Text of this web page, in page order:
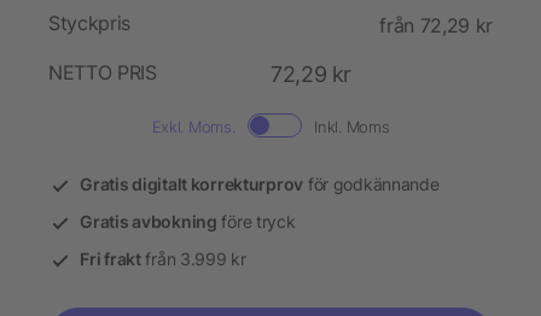
Styckpris
från 72,29 kr
NETTO PRIS
72,29 kr
Exkl. Moms. Inkl. Moms
Gratis digitalt korrekturprov för godkännande
Gratis avbokning före tryck
Fri fraktfrån 3.999 kr